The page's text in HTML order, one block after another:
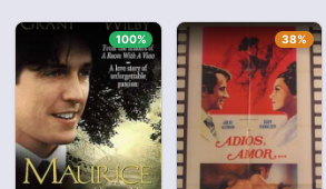
100% 38%